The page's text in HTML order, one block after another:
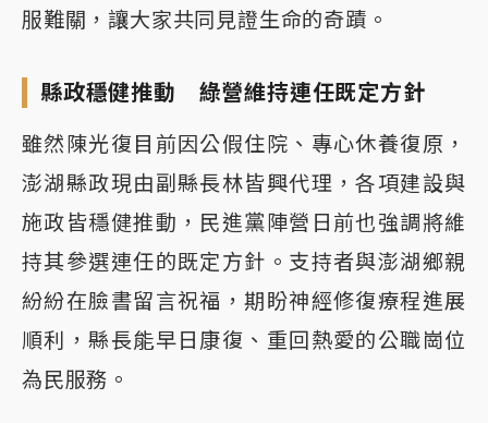
服難關，讓大家共同見證生命的奇蹟。
縣政穩健推動 綠營維持連任既定方針
雖然陳光復目前因公假住院、專心休養復原，
澎湖縣政現由副縣長林皆興代理，各項建設與
施政皆穩健推動，民進黨陣營日前也強調將維
持其參選連任的既定方針。支持者與澎湖鄉親
紛紛在臉書留言祝福，期盼神經修復療程進展
順利，縣長能早日康復、重回熱愛的公職崗位
為民服務。